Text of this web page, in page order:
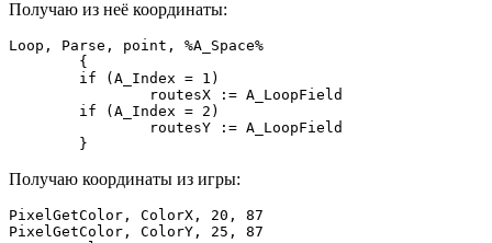
Получаю из неё координаты:
Loop, Parse, point, %A_Space%
	}
Получаю координаты из игры:
PixelGetColor, ColorX, 20, 87
PixelGetColor, ColorY, 25, 87